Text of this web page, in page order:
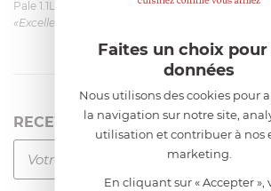
Pale 1.1L pour Glacier Magimix 11031/121/123/124
«Excellent: produit et livraison»
RECEVEZ LA NEWSLETTER
Faites un choix pour
données
Nous utilisons des cookies pour
la navigation sur notre site,
utilisation et contribuer à nos
marketing.
En cliquant sur « Accepter »,